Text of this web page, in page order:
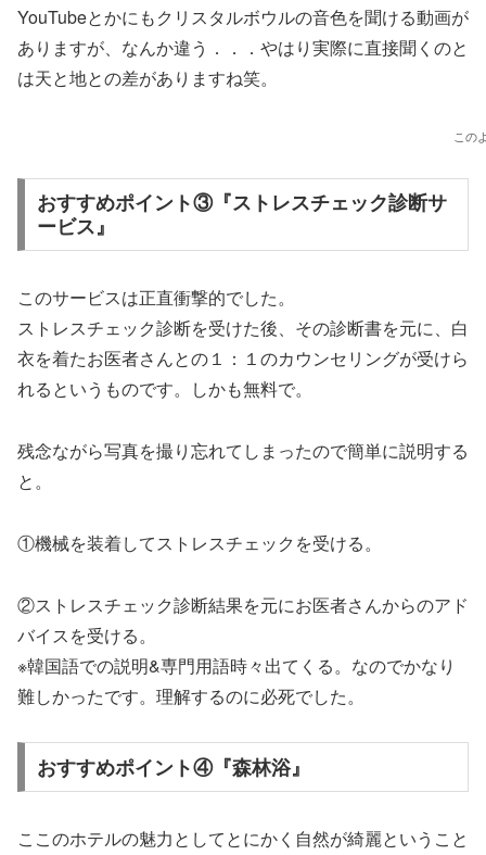
YouTubeとかにもクリスタルボウルの音色を聞ける動画が
ありますが、なんか違う．．．やはり実際に直接聞くのと
は天と地との差がありますね笑。
この
おすすめポイント③『ストレスチェック診断サ
ービス』
このサービスは正直衝撃的でした。
ストレスチェック診断を受けた後、その診断書を元に、白
衣を着たお医者さんとの１：１のカウンセリングが受けら
れるというものです。しかも無料で。
残念ながら写真を撮り忘れてしまったので簡単に説明する
と。
①機械を装着してストレスチェックを受ける。
②ストレスチェック診断結果を元にお医者さんからのアド
バイスを受ける。
※韓国語での説明&専門用語時々出てくる。なのでかなり
難しかったです。理解するのに必死でした。
おすすめポイント④『森林浴』
ここのホテルの魅力としてとにかく自然が綺麗ということ